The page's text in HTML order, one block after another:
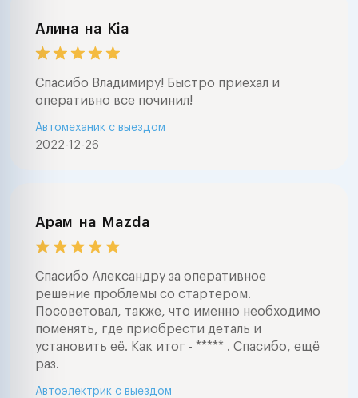
Алина на Kia
Спасибо Владимиру! Быстро приехал и
оперативно все починил!
2022-12-26
Автомеханик с выездом
Арам на Mazda
Спасибо Александру за оперативное
решение проблемы со стартером.
Посоветовал, также, что именно необходимо
поменять, где приобрести деталь и
установить её. Как итог - ***** . Спасибо, ещё
раз.
Автоэлектрик с выездом